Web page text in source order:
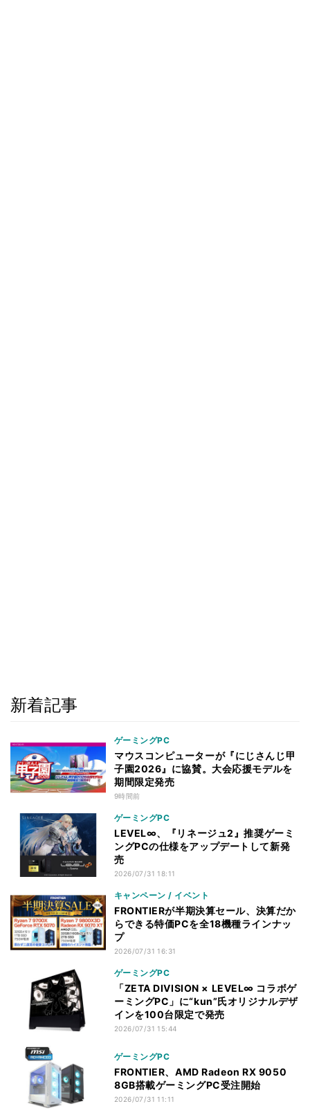
新着記事
ゲーミングPC
マウスコンピューターが『にじさんじ甲
子園2026』に協賛。大会応援モデルを
期間限定発売
9時間前
ゲーミングPC
LEVEL∞、『リネージュ2』推奨ゲーミ
ングPCの仕様をアップデートして新発
売
2026/07/31 18:11
キャンペーン / イベント
FRONTIERが半期決算セール、決算だか
らできる特価PCを全18機種ラインナッ
プ
2026/07/31 16:31
ゲーミングPC
「ZETA DIVISION × LEVEL∞ コラボゲ
ーミングPC」に“kun”氏オリジナルデザ
インを100台限定で発売
2026/07/31 15:44
ゲーミングPC
FRONTIER、AMD Radeon RX 9050
8GB搭載ゲーミングPC受注開始
2026/07/31 11:11